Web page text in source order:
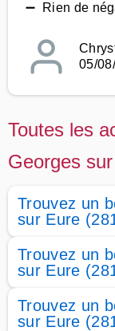
➖ Rien de
05/
Toutes les
Georges
Trouvez un
sur Eure
Trouvez un
sur Eure
Trouvez un
sur Eure